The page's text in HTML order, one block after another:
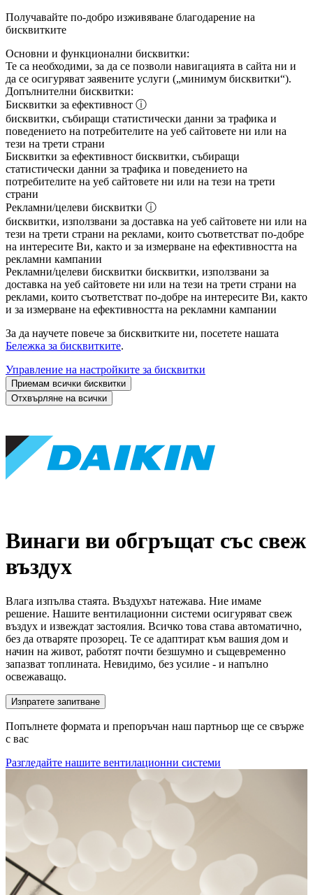
Получавайте по-добро изживяване благодарение на
бисквитките
Основни и функционални бисквитки:
Те са необходими, за да се позволи навигацията в сайта ни и
да се осигуряват заявените услуги („минимум бисквитки“).
Допълнителни бисквитки:
Бисквитки за ефективност ⓘ
бисквитки, събиращи статистически данни за трафика и
поведението на потребителите на уеб сайтовете ни или на
тези на трети страни
Бисквитки за ефективност бисквитки, събиращи
статистически данни за трафика и поведението на
потребителите на уеб сайтовете ни или на тези на трети
страни
Рекламни/целеви бисквитки ⓘ
бисквитки, използвани за доставка на уеб сайтовете ни или на
тези на трети страни на реклами, които съответстват по-добре
на интересите Ви, както и за измерване на ефективността на
рекламни кампании
Рекламни/целеви бисквитки бисквитки, използвани за
доставка на уеб сайтовете ни или на тези на трети страни на
реклами, които съответстват по-добре на интересите Ви, както
и за измерване на ефективността на рекламни кампании
За да научете повече за бисквитките ни, посетете нашата
Бележка за бисквитките.
Управление на настройките за бисквитки
Приемам всички бисквитки
Отхвърляне на всички
Винаги ви обгръщат със свеж
въздух
Влага изпълва стаята. Въздухът натежава. Ние имаме
решение. Нашите вентилационни системи осигуряват свеж
въздух и извеждат застоялия. Всичко това става автоматично,
без да отваряте прозорец. Те се адаптират към вашия дом и
начин на живот, работят почти безшумно и същевременно
запазват топлината. Невидимо, без усилие - и напълно
освежаващо.
Изпратете запитване
Попълнете формата и препоръчан наш партньор ще се свърже
с вас
Разгледайте нашите вентилационни системи